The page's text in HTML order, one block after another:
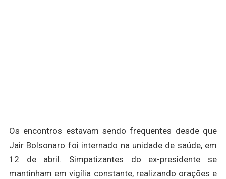
Os encontros estavam sendo frequentes desde que
Jair Bolsonaro foi internado na unidade de saúde, em
12 de abril. Simpatizantes do ex-presidente se
mantinham em vigília constante, realizando orações e